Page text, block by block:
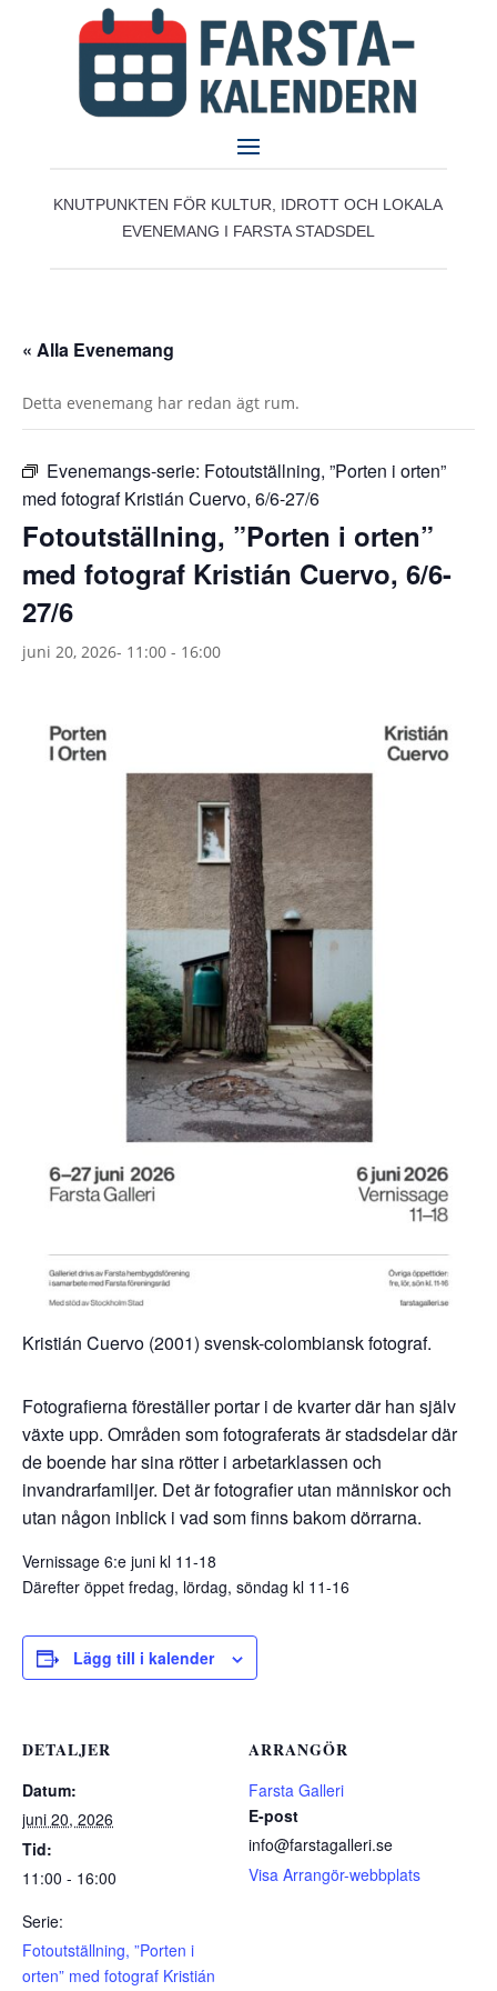
KNUTPUNKTEN FÖR KULTUR, IDROTT OCH LOKALA
EVENEMANG I FARSTA STADSDEL
« Alla Evenemang
Detta evenemang har redan ägt rum.
Evenemangs-serie: Fotoutställning, ”Porten i orten”
med fotograf Kristián Cuervo, 6/6-27/6
Fotoutställning, ”Porten i orten”
med fotograf Kristián Cuervo, 6/6-
27/6
juni 20, 2026- 11:00 - 16:00
Kristián Cuervo (2001) svensk-colombiansk fotograf.
Fotografierna föreställer portar i de kvarter där han själv
växte upp. Områden som fotograferats är stadsdelar där
de boende har sina rötter i arbetarklassen och
invandrarfamiljer. Det är fotografier utan människor och
utan någon inblick i vad som finns bakom dörrarna.
Vernissage 6:e juni kl 11-18
Därefter öppet fredag, lördag, söndag kl 11-16
Lägg till i kalender
DETALJER
Datum:
juni 20, 2026
Tid:
11:00 - 16:00
Serie:
Fotoutställning, ”Porten i
orten” med fotograf Kristián
ARRANGÖR
Farsta Galleri
E-post
info@farstagalleri.se
Visa Arrangör-webbplats